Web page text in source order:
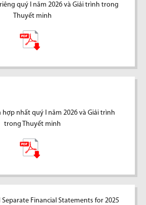
quý I năm 2026 và Giải trình trong
Thuyết minh
hợp nhất quý I năm 2026 và Giải trình
trong Thuyết minh
Financial Statements for 2025